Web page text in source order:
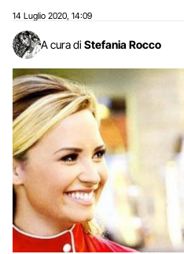
14 Luglio 2020 14:09
A cura di Stefania Rocco